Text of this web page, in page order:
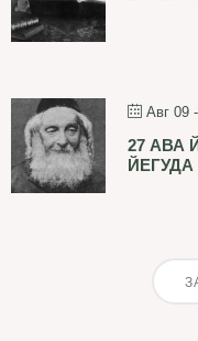
Авг 09
27 АВА